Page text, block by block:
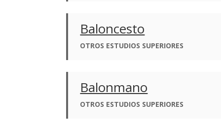
Baloncesto
OTROS ESTUDIOS SUPERIORES
Balonmano
OTROS ESTUDIOS SUPERIORES